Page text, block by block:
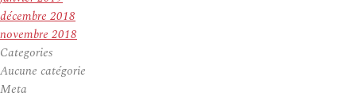
décembre 2018
novembre 2018
Categories
Aucune catégorie
Meta